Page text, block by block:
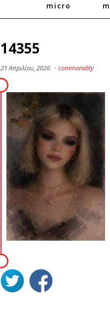
micro
14355
21 Απριλίου, 2026 · commonality